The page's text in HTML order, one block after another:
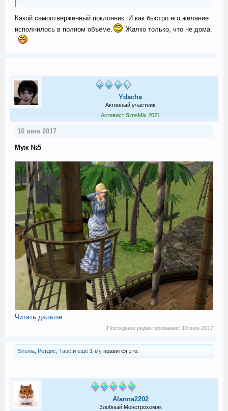
Какой самоотверженный поклонник. И как быстро его желание
исполнилось в полном объёме.
Жалко только, что не дома.
Ydacha
Активный участник
Активист SimsMix 2021
10 июн 2017
Муж №5
Читать дальше...
Последнее редактирование: 10 июн 2017
Sirenia, Ретдис Tauc и ещё 1-мунравится это.
Alanna2202
Злобный Монстрохомяк